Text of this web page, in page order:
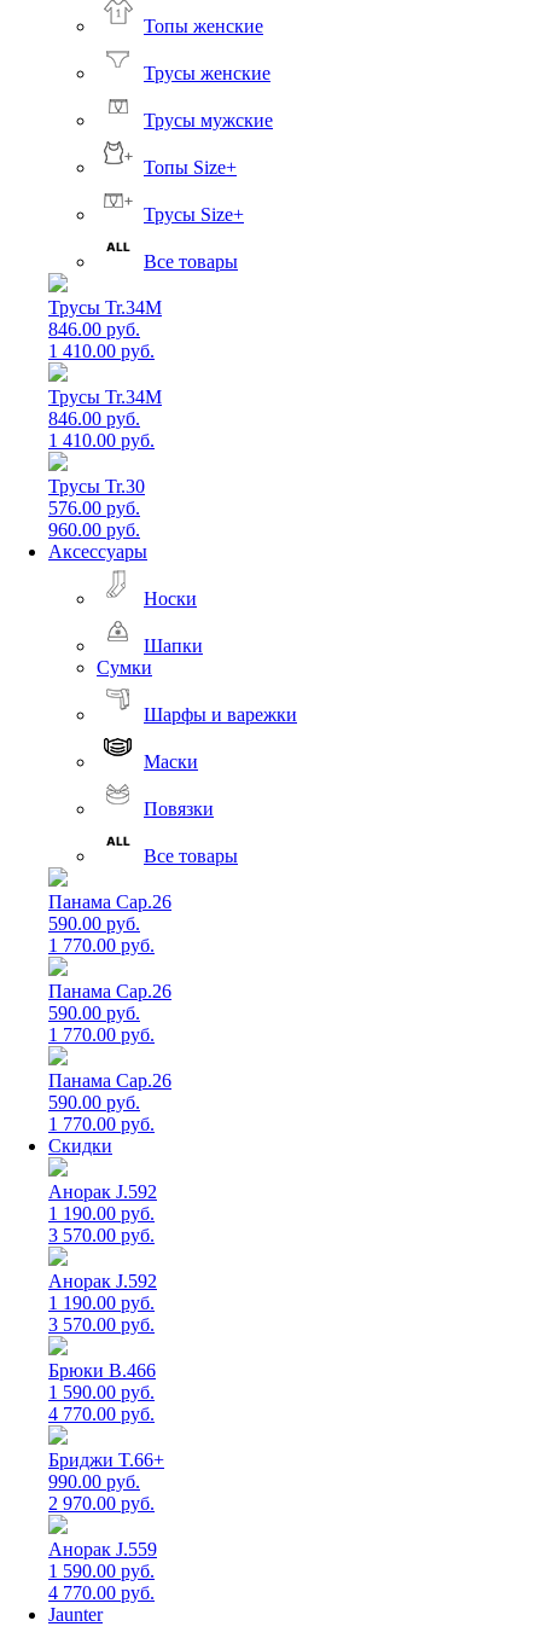
Топы женские
Трусы женские
Трусы мужские
Топы Size+
Трусы Size+
Все товары
Трусы Tr.34M
846.00 руб.
1 410.00 руб.
Трусы Tr.34M
846.00 руб.
1 410.00 руб.
Трусы Tr.30
576.00 руб.
960.00 руб.
Аксессуары
Носки
Шапки
Сумки
Шарфы и варежки
Маски
Повязки
Все товары
Панама Cap.26
590.00 руб.
1 770.00 руб.
Панама Cap.26
590.00 руб.
1 770.00 руб.
Панама Cap.26
590.00 руб.
1 770.00 руб.
Скидки
Анорак J.592
1 190.00 руб.
3 570.00 руб.
Анорак J.592
1 190.00 руб.
3 570.00 руб.
Брюки B.466
1 590.00 руб.
4 770.00 руб.
Бриджи T.66+
990.00 руб.
2 970.00 руб.
Анорак J.559
1 590.00 руб.
4 770.00 руб.
Jaunter